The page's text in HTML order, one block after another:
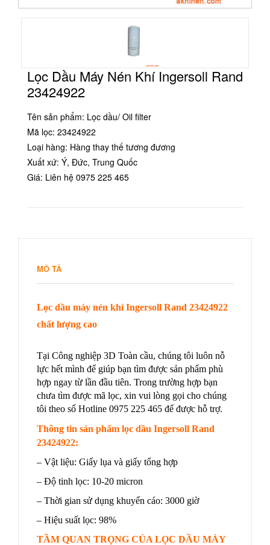
Lọc Dầu Máy Nén Khí Ingersoll Rand
23424922
Tên sản phẩm: Lọc dầu/ Oil filter
Mã lọc: 23424922
Loại hàng: Hàng thay thế tương đương
Xuất xứ: Ý, Đức, Trung Quốc
Giá: Liên hệ 0975 225 465
MÔ TẢ
Lọc dầu máy nén khí Ingersoll Rand 23424922
chất lượng cao
Tại Công nghiệp 3D Toàn cầu, chúng tôi luôn nỗ
lực hết mình để giúp bạn tìm được sản phẩm phù
hợp ngay từ lần đầu tiên. Trong trường hợp bạn
chưa tìm được mã lọc, xin vui lòng gọi cho chúng
tôi theo số Hotline 0975 225 465 để được hỗ trợ.
Thông tin sản phẩm lọc dầu Ingersoll Rand
23424922:
– Vật liệu: Giấy lụa và giấy tổng hợp
– Độ tinh lọc: 10-20 micron
– Thời gian sử dụng khuyến cáo: 3000 giờ
– Hiệu suất lọc: 98%
TẦM QUAN TRỌNG CỦA LỌC DẦU MÁY